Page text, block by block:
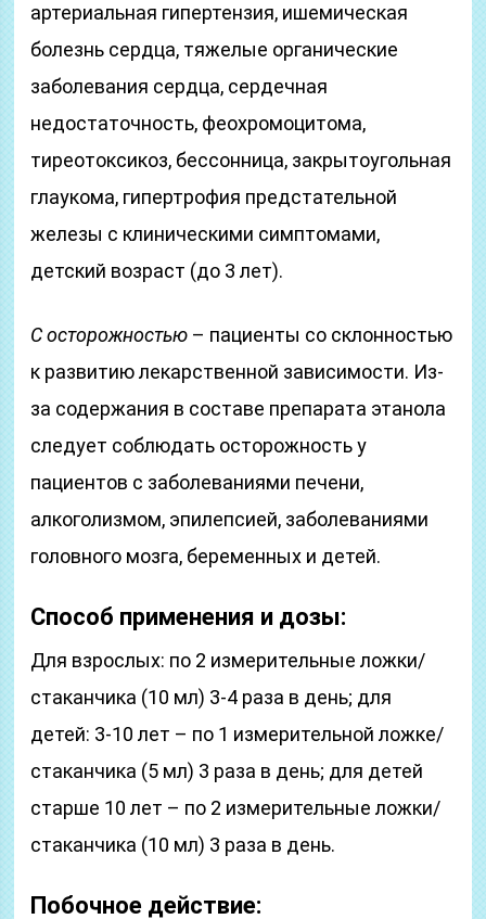
артериальная гипертензия, ишемическая
болезнь сердца, тяжелые органические
заболевания сердца, сердечная
недостаточность, феохромоцитома,
тиреотоксикоз, бессонница, закрытоугольная
глаукома, гипертрофия предстательной
железы с клиническими симптомами,
детский возраст (до 3 лет).
С осторожностью – пациенты со склонностью
к развитию лекарственной зависимости. Из-
за содержания в составе препарата этанола
следует соблюдать осторожность у
пациентов с заболеваниями печени,
алкоголизмом, эпилепсией, заболеваниями
головного мозга, беременных и детей.
Способ применения и дозы:
Для взрослых: по 2 измерительные ложки/
стаканчика (10 мл) 3-4 раза в день; для
детей: 3-10 лет – по 1 измерительной ложке/
стаканчика (5 мл) 3 раза в день; для детей
старше 10 лет – по 2 измерительные ложки/
стаканчика (10 мл) 3 раза в день.
Побочное действие: